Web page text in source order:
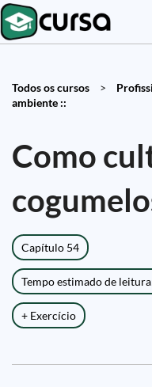
Todos os cursos >
ambiente ::
Como
Capítulo 54
Tempo estimado de
+ Exercício